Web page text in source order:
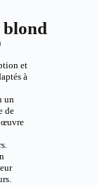
blond
et
à
un
de
œuvre